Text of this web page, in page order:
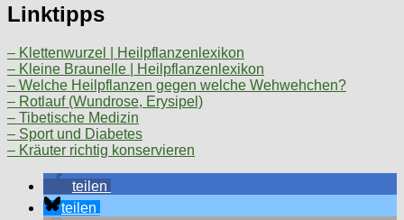
Linktipps
– Klettenwurzel | Heilpflanzenlexikon
– Kleine Braunelle | Heilpflanzenlexikon
– Welche Heilpflanzen gegen welche Wehwehchen?
– Rotlauf (Wundrose, Erysipel)
– Tibetische Medizin
– Sport und Diabetes
– Kräuter richtig konservieren
teilen
teilen